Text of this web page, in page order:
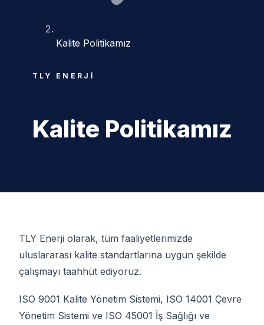
Kalite Politikamız
TLY ENERJI
Kalite Politikamız
TLY Enerji olarak, tüm faaliyetlerimizde
uluslararası kalite standartlarına uygun şekilde
çalışmayı taahhüt ediyoruz.
ISO 9001 Kalite Yönetim Sistemi, ISO 14001 Çevre
Yönetim Sistemi ve ISO 45001 İş Sağlığı ve